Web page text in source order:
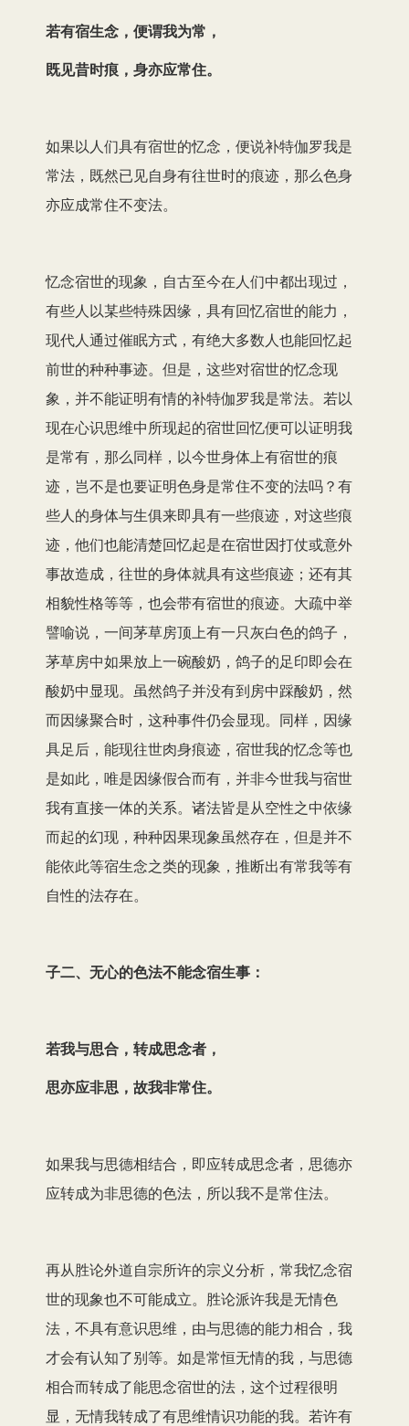
若有宿生念，便谓我为常，
既见昔时痕，身亦应常住。
如果以人们具有宿世的忆念，便说补特伽罗我是
常法，既然已见自身有往世时的痕迹，那么色身
亦应成常住不变法。
忆念宿世的现象，自古至今在人们中都出现过，
有些人以某些特殊因缘，具有回忆宿世的能力，
现代人通过催眠方式，有绝大多数人也能回忆起
前世的种种事迹。但是，这些对宿世的忆念现
象，并不能证明有情的补特伽罗我是常法。若以
现在心识思维中所现起的宿世回忆便可以证明我
是常有，那么同样，以今世身体上有宿世的痕
迹，岂不是也要证明色身是常住不变的法吗？有
些人的身体与生俱来即具有一些痕迹，对这些痕
迹，他们也能清楚回忆起是在宿世因打仗或意外
事故造成，往世的身体就具有这些痕迹；还有其
相貌性格等等，也会带有宿世的痕迹。大疏中举
譬喻说，一间茅草房顶上有一只灰白色的鸽子，
茅草房中如果放上一碗酸奶，鸽子的足印即会在
酸奶中显现。虽然鸽子并没有到房中踩酸奶，然
而因缘聚合时，这种事件仍会显现。同样，因缘
具足后，能现往世肉身痕迹，宿世我的忆念等也
是如此，唯是因缘假合而有，并非今世我与宿世
我有直接一体的关系。诸法皆是从空性之中依缘
而起的幻现，种种因果现象虽然存在，但是并不
能依此等宿生念之类的现象，推断出有常我等有
自性的法存在。
子二、无心的色法不能念宿生事：
若我与思合，转成思念者，
思亦应非思，故我非常住。
如果我与思德相结合，即应转成思念者，思德亦
应转成为非思德的色法，所以我不是常住法。
再从胜论外道自宗所许的宗义分析，常我忆念宿
世的现象也不可能成立。胜论派许我是无情色
法，不具有意识思维，由与思德的能力相合，我
才会有认知了别等。如是常恒无情的我，与思德
相合而转成了能思念宿世的法，这个过程很明
显，无情我转成了有思维情识功能的我。若许有